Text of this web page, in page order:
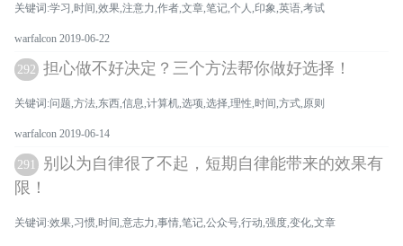
关键词:学习,时间,效果,注意力,作者,文章,笔记,个人,印象,英语,考试
warfalcon 2019-06-22
292 担心做不好决定？三个方法帮你做好选择！
关键词:问题,方法,东西,信息,计算机,选项,选择,理性,时间,方式,原则
warfalcon 2019-06-14
291
别以为自律很了不起，短期自律能带来的效果有
限！
关键词:效果,习惯,时间,意志力,事情,笔记,公众号,行动,强度,变化,文章